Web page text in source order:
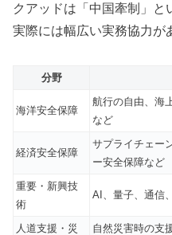
クアッドは「中国牽制」と
実際には幅広い実務協力が
分野
海洋安全保障
航行の自由、海
など
経済安全保障
サプライチェー
ー安全保障など
重要・新興技
術
AI、量子、通信
人道支援・災
自然災害時の支